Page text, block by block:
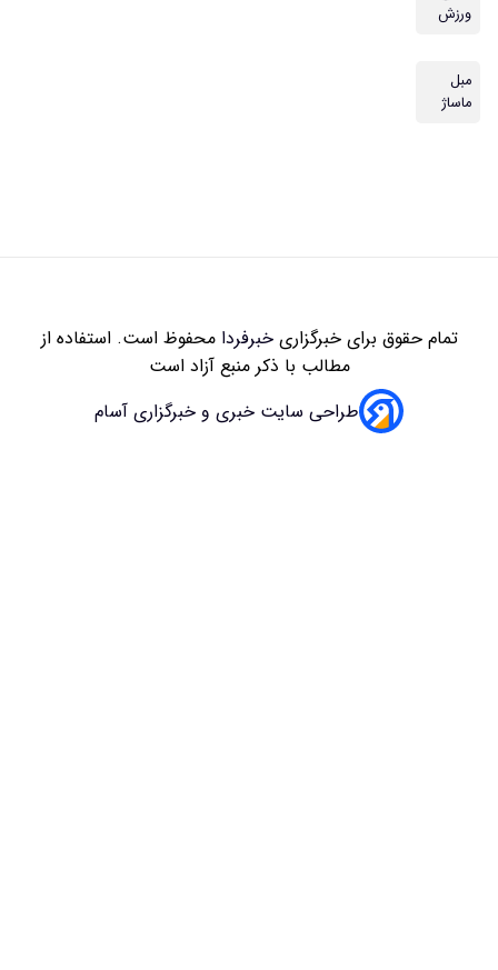
خبرفردامحفوظ است. استفاده از
با ذکر منبع آزاد است
خبری و خبرگزاری آسام